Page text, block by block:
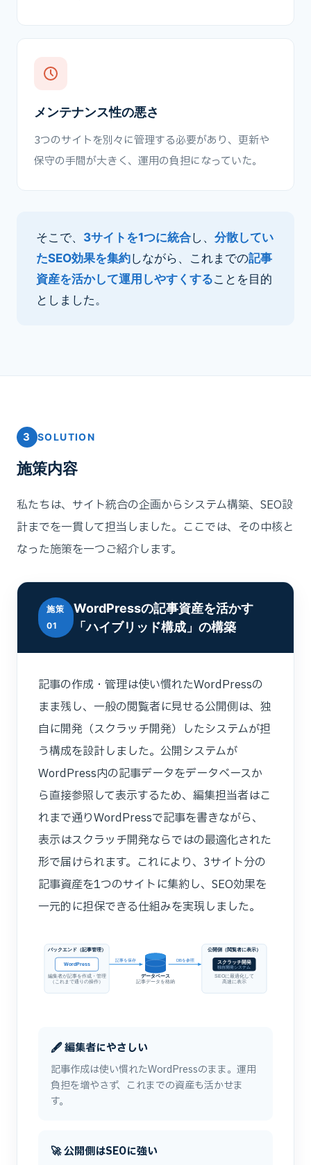
メンテナンス性の悪さ
3つのサイトを別々に管理する必要があり、更新や
保守の手間が大きく、運用の負担になっていた。
そこで、 3サイトを1つに統合し、 分散してい
たSEO効果を集約しながら、これまでの記事
資産を活かして運用しやすくすることを目的
としました。
3 SOLUTION
施策内容
私たちは、サイト統合の企画からシステム構築、SEO設
計までを一貫して担当しました。ここでは、その中核と
なった施策を一つご紹介します。
施策
01
WordPressの記事資産を活かす
「ハイブリッド構成」の構築
記事の作成・管理は使い慣れたWordPressの
まま残し、一般の閲覧者に見せる公開側は、独
自に開発（スクラッチ開発）したシステムが担
う構成を設計しました。公開システムが
WordPress内の記事データをデータベースか
ら直接参照して表示するため、編集担当者はこ
れまで通りWordPressで記事を書きながら、
表示はスクラッチ開発ならではの最適化された
形で届けられます。これにより、3サイト分の
記事資産を1つのサイトに集約し、SEO効果を
一元的に担保できる仕組みを実現しました。
バックエンド（記事管理）
WordPress
編集者が記事を作成・管理
（これまで通りの操作）
データベース
記事データを格納
公開側（閲覧者に表示）
スクラッチ開発
独自開発システム
SEOに最適化して
高速に表示
記事を保存 DBを参照
🖋 編集者にやさしい
記事作成は使い慣れたWordPressのまま。運用
負担を増やさず、これまでの資産も活かせま
す。
🚀 公開側はSEOに強い